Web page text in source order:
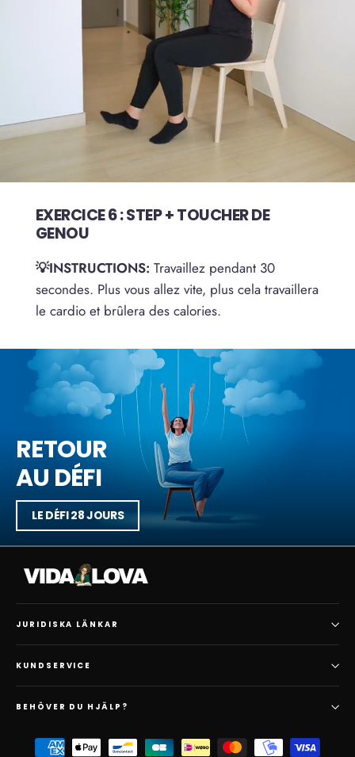
EXERCICE 6 : STEP + TOUCHER DE
GENOU
💡INSTRUCTIONS: Travaillez pendant 30
secondes. Plus vous allez vite, plus cela travaillera
le cardio et brûlera des calories.
RETOUR
AU DÉFI
LE DÉFI 28 JOURS
JURIDISKA LÄNKAR
KUNDSERVICE
BEHÖVER DU HJÄLP?